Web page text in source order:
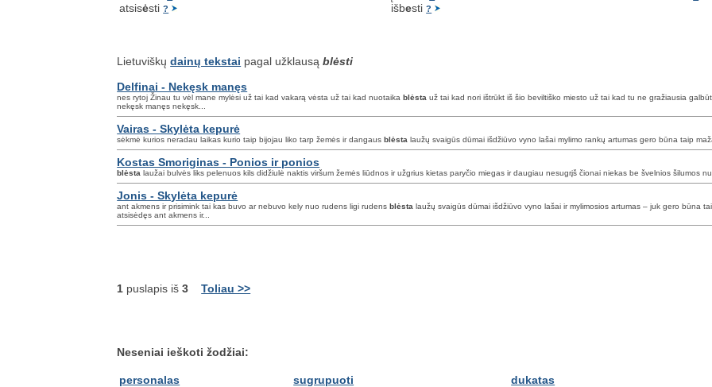
atsisėsti? išbesti?
Lietuviškųdainų tekstai pagal užklausąblėsti
Delfinai - Nekęsk manęs
nes rytoj Žinau tu vėl mane mylėsi už tai kad vakarą vėsta už tai kad nuotaikablėsta už tai kad nori ištrūkt iš šio beviltiško miesto už tai kad tu ne gražiausia
nekęsk manęs nekęsk...
Vairas - Skylėta kepurė
sėkmė kurios neradau laikas kurio taip bijojau liko tarp žemės ir dangausblėsta laužų svaigūs dūmai išdžiūvo vyno lašai mylimo rankų artumas gero būna taip
Kostas Smoriginas - Ponios ir ponios
blėsta laužai bulvės liks pelenuos kils didžiulė naktis viršum žemės liūdnos ir užgrius kietas paryčio miegas ir daugiau nesugrįš čionai niekas be švelnios šilumos
Jonis - Skylėta kepurė
ant akmens ir prisimink tai kas buvo ar nebuvo kely nuo rudens ligi rudensblėsta laužų svaigūs dūmai išdžiūvo vyno lašai ir mylimosios artumas – juk gero būna
atsisėdęs ant akmens ir...
1 puslapis iš3 Toliau >>
Neseniai ieškoti žodžiai:
personalas
sugrupuoti
dukatas